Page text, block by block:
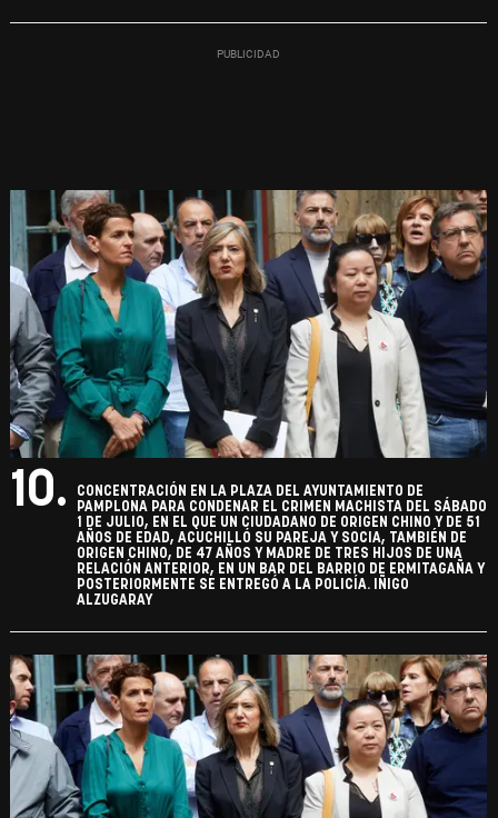
10.
CONCENTRACIÓN EN LA PLAZA DEL AYUNTAMIENTO DE
PAMPLONA PARA CONDENAR EL CRIMEN MACHISTA DEL SÁBADO
1 DE JULIO, EN EL QUE UN CIUDADANO DE ORIGEN CHINO Y DE 51
AÑOS DE EDAD, ACUCHILLÓ SU PAREJA Y SOCIA, TAMBIÉN DE
ORIGEN CHINO, DE 47 AÑOS Y MADRE DE TRES HIJOS DE UNA
RELACIÓN ANTERIOR, EN UN BAR DEL BARRIO DE ERMITAGAÑA Y
POSTERIORMENTE SE ENTREGÓ A LA POLICÍA. IÑIGO
ALZUGARAY